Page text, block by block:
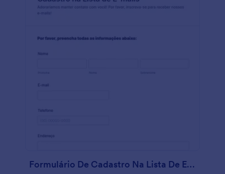
Formulário De Cadastro Na Lista De E Mails